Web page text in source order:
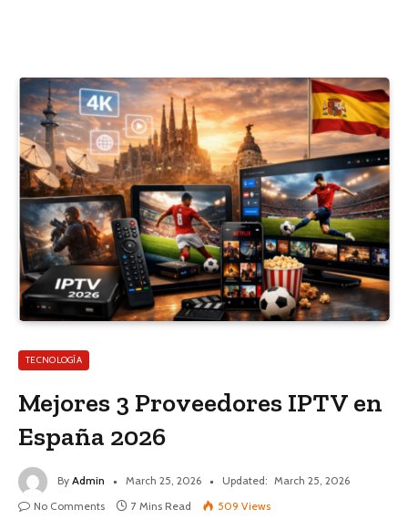
TECNOLOGÍA
Mejores 3 Proveedores IPTV en
España 2026
By Admin March 25, 2026 Updated: March 25, 2026
No Comments
7 Mins Read 509 Views